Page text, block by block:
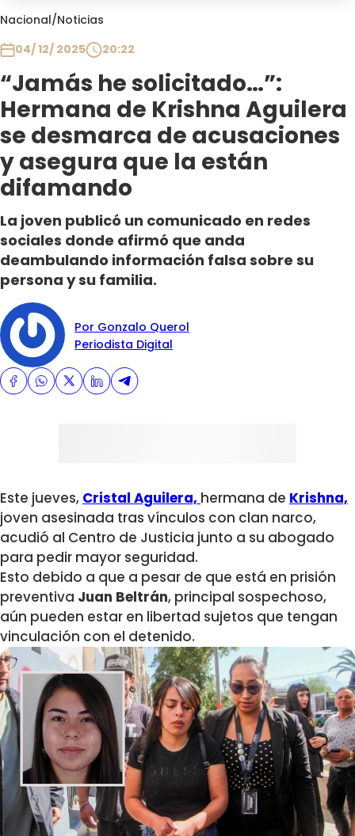
Nacional/Noticias
04/ 12/ 2025
20:22
“Jamás he solicitado…”:
Hermana de Krishna Aguilera
se desmarca de acusaciones
y asegura que la están
difamando
La joven publicó un comunicado en redes
sociales donde afirmó que anda
deambulando información falsa sobre su
persona y su familia.
Por Gonzalo Querol
Periodista Digital
Este jueves, Cristal Aguilera, hermana de Krishna,
joven asesinada tras vínculos con clan narco,
acudió al Centro de Justicia junto a su abogado
para pedir mayor seguridad.
Esto debido a que a pesar de que está en prisión
preventiva Juan Beltrán, principal sospechoso,
aún pueden estar en libertad sujetos que tengan
vinculación con el detenido.
Club De La Comedia
Plan Perfecto
El Tiempo
Sabingo
Todos Los Programas